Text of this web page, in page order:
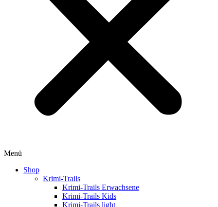
Menü
Shop
Krimi-Trails
Krimi-Trails Erwachsene
Krimi-Trails Kids
Krimi-Trails light